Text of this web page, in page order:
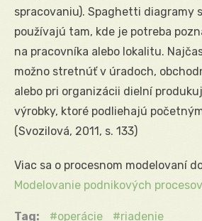
spracovaniu). Spaghetti diagramy
používajú tam, kde je potreba
na pracovníka alebo lokalitu.
možno stretnúť v úradoch,
alebo pri organizácii dielní
výrobky, ktoré podliehajú
(Svozilová, 2011, s. 133)
Viac sa o procesnom modelovaní
Modelovanie podnikových procesov
Tag: operácie riadenie